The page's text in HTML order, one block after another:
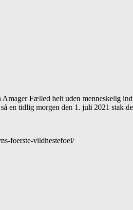
Fælled helt uden menneskelig
en tidlig morgen den 1. juli 2021 stak
foerste-vildhestefoel/